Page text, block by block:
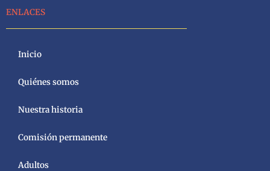
ENLACES
Inicio
Quiénes somos
Nuestra historia
Comisión permanente
Adultos